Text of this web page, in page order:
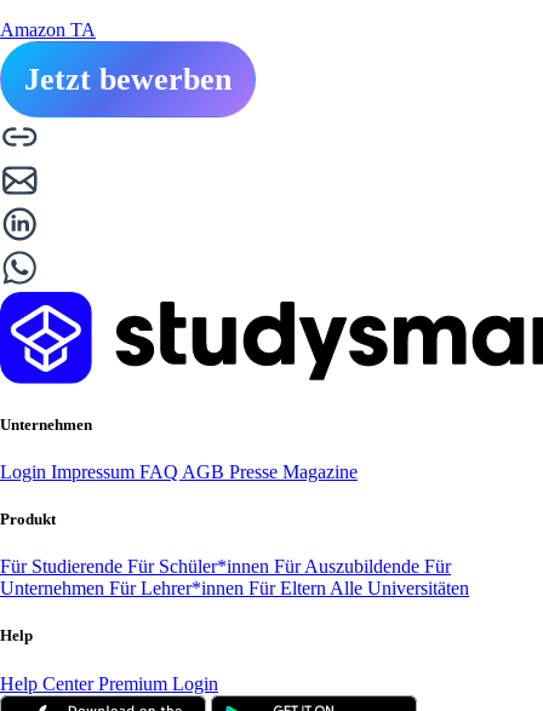
Amazon TA
Jetzt bewerben
Unternehmen
Login Impressum FAQ AGB Presse Magazine
Produkt
Für Studierende Für Schüler*innen Für Auszubildende Für
Unternehmen Für Lehrer*innen Für Eltern Alle Universitäten
Help
Help CenterPremium Login